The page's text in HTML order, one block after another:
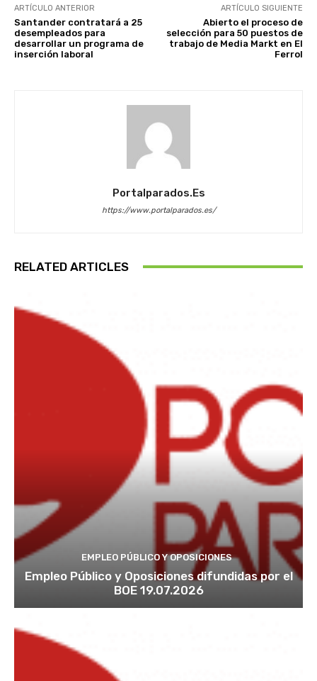
ARTÍCULO ANTERIOR
Santander contratará a 25
desempleados para
desarrollar un programa de
inserción laboral
ARTÍCULO SIGUIENTE
Abierto el proceso de
selección para 50 puestos de
trabajo de Media Markt en El
Ferrol
Portalparados.es
https://www.portalparados.es/
RELATED ARTICLES
EMPLEO PÚBLICO Y OPOSICIONES
Empleo Público y Oposiciones difundidas por el
BOE 19.07.2026